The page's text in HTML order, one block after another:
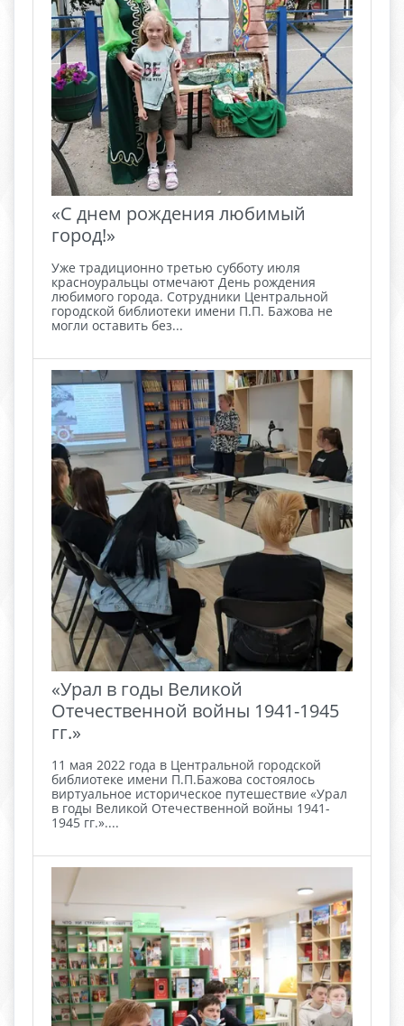
«С днем рождения любимый
город!»
Уже традиционно третью субботу июля
красноуральцы отмечают День рождения
любимого города. Сотрудники Центральной
городской библиотеки имени П.П. Бажова не
могли оставить без...
«Урал в годы Великой
Отечественной войны 1941-1945
гг.»
11 мая 2022 года в Центральной городской
библиотеке имени П.П.Бажова состоялось
виртуальное историческое путешествие «Урал
в годы Великой Отечественной войны 1941-
1945 гг.»....